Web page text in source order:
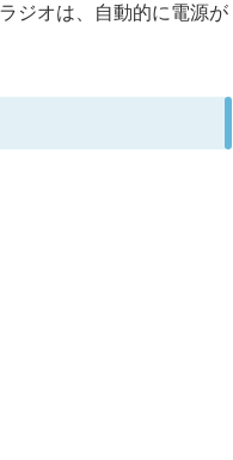
ジオは、自動的に電源が